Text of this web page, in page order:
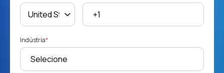
Indústria*